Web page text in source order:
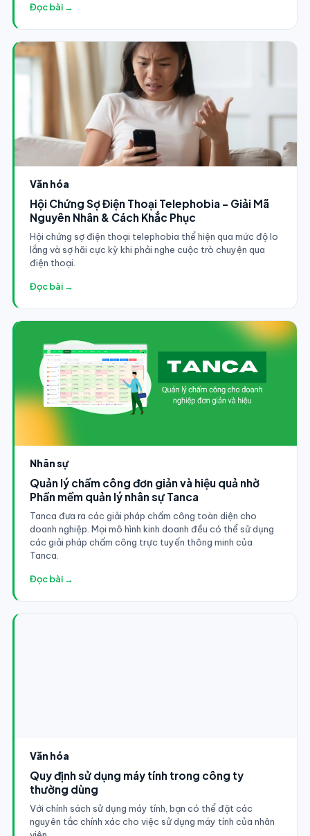
Đọc bài →
Văn hóa
Hội Chứng Sợ Điện Thoại Telephobia - Giải Mã
Nguyên Nhân & Cách Khắc Phục
Hội chứng sợ điện thoại telephobia thể hiện qua mức độ lo
lắng và sợ hãi cực kỳ khi phải nghe cuộc trò chuyện qua
điện thoại.
Đọc bài →
Nhân sự
Quản lý chấm công đơn giản và hiệu quả nhờ
Phần mềm quản lý nhân sự Tanca
Tanca đưa ra các giải pháp chấm công toàn diện cho
doanh nghiệp. Mọi mô hình kinh doanh đều có thể sử dụng
các giải pháp chấm công trực tuyến thông minh của
Tanca.
Đọc bài →
Văn hóa
Quy định sử dụng máy tính trong công ty
thường dùng
Với chính sách sử dụng máy tính, bạn có thể đặt các
nguyên tắc chính xác cho việc sử dụng máy tính của nhân